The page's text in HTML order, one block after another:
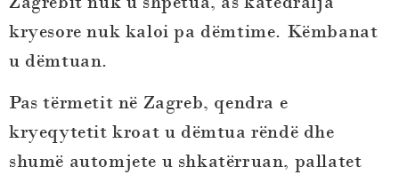
kryesore nuk kaloi pa dëmtime. Këmbanat
u dëmtuan.
Pas tërmetit në Zagreb, qendra e
kryeqytetit kroat u dëmtua rëndë dhe
shumë automjete u shkatërruan, pallatet